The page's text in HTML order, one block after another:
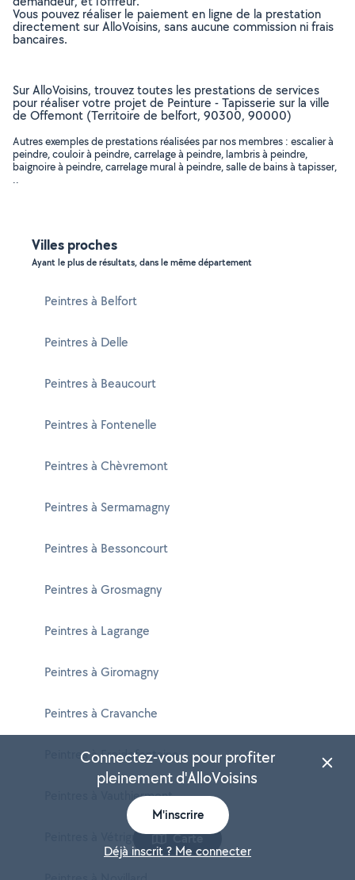
Vous pouvez réaliser le paiement en ligne de la prestation
directement sur AlloVoisins, sans aucune commission ni frais
bancaires.
Sur AlloVoisins, trouvez toutes les prestations de services
pour réaliser votre projet de Peinture - Tapisserie sur la ville
de Offemont (Territoire de belfort, 90300, 90000)
Autres exemples de prestations réalisées par nos membres : escalier à
peindre, couloir à peindre, carrelage à peindre, lambris à peindre,
baignoire à peindre, carrelage mural à peindre, salle de bains à tapisser,
..
Villes proches
Ayant le plus de résultats, dans le même département
Peintres à Belfort
Peintres à Delle
Peintres à Beaucourt
Peintres à Fontenelle
Peintres à Chèvremont
Peintres à Sermamagny
Peintres à Bessoncourt
Peintres à Grosmagny
Peintres à Lagrange
Peintres à Giromagny
Peintres à Cravanche
Peintres à Froidefontaine
Peintres à Vauthiermont
Peintres à Vétrigne Carte
Connectez-vous pour profiter
pleinement d'AlloVoisins
M'inscrire
Déjà inscrit ? Me connecter